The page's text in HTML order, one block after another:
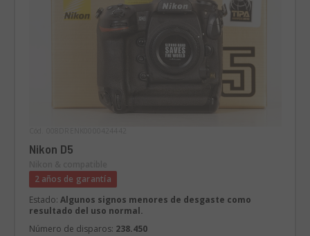
Nikon D5
2 años de garantía
Estado: Algunos signos menores de desgaste como
resultado del uso normal.
Número de disparos: 238.450